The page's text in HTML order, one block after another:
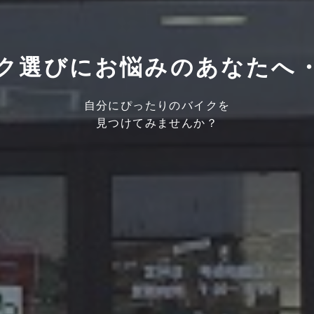
選びにお悩みのあなたへ
自分にぴったりのバイクを
見つけてみませんか？